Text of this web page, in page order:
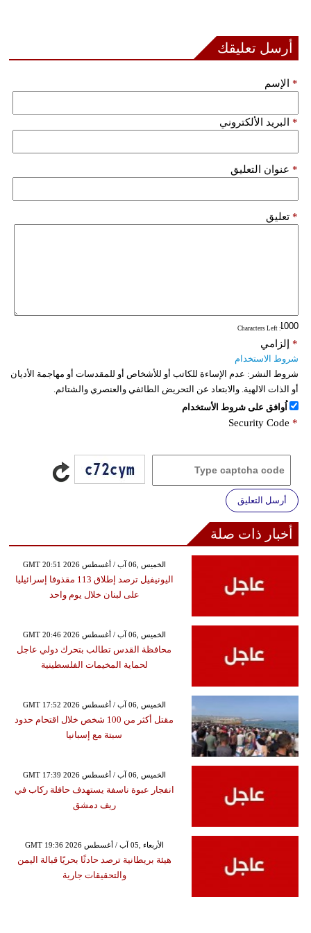
أرسل تعليقك
الإسم *
البريد الألكتروني *
عنوان التعليق *
تعليق *
: Characters Left
إلزامي *
شروط الاستخدام
شروط النشر: عدم الإساءة للكاتب أو للأشخاص أو للمقدسات أو مهاجمة الأديان
أو الذات الالهية. والابتعاد عن التحريض الطائفي والعنصري والشتائم.
اُوافق على شروط الأستخدام
Security Code *
أرسل التعليق
أخبار ذات صلة
GMT 20:51 2026 الخميس ,06 آب / أغسطس
اليونيفيل ترصد إطلاق 113 مقذوفا إسرائيليا
على لبنان خلال يوم واحد
GMT 20:46 2026 الخميس ,06 آب / أغسطس
محافظة القدس تطالب بتحرك دولي عاجل
لحماية المخيمات الفلسطينية
GMT 17:52 2026 الخميس ,06 آب / أغسطس
مقتل أكثر من 100 شخص خلال اقتحام حدود
سبتة مع إسبانيا
GMT 17:39 2026 الخميس ,06 آب / أغسطس
انفجار عبوة ناسفة يستهدف حافلة ركاب في
ريف دمشق
GMT 19:36 2026 الأربعاء ,05 آب / أغسطس
هيئة بريطانية ترصد حادثًا بحريًا قبالة اليمن
والتحقيقات جارية